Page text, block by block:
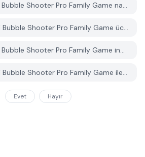
PGYER APK HUB'dan Bubble Shooter Pro Family Game nasıl indirilir?
PGYER APK HUB'daki Bubble Shooter Pro Family Game ücretsiz mi indirilebilir?
PGYER APK HUB'dan Bubble Shooter Pro Family Game indirmek için bir hesaba ihtiyacım var mı?
PGYER APK HUB'daki Bubble Shooter Pro Family Game ile ilgili bir sorunu nasıl bildirebilirim?
Evet Hayır